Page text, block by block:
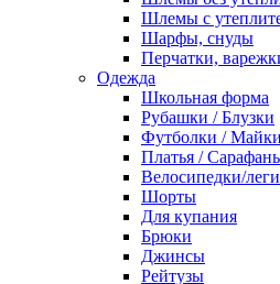
Шлемы с
Шарфы, снуды
Перчатки,
Одежда
Школьная форма
Рубашки / Блузки
Футболки /
Платья /
Велосипедки/
Шорты
Для купания
Брюки
Джинсы
Рейтузы